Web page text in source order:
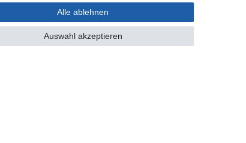
Alle ablehnen
Auswahl akzeptieren